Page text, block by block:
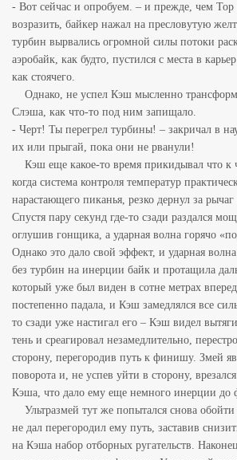
- Вот сейчас и опробуем. – и прежде, чем Тор
возразить, байкер нажал на пресловутую
турбин вырвались огромной силы потоки
аэробайк, как будто, пустился с места в
как стоячего.
Однако, не успел Кэш мысленно
Слэша, как что-то под ним запищало.
- Черт! Ты перегрел турбины! – закричал в
их или прыгай, пока они не рванули!
Кэш еще какое-то время прикидывал что к
когда система контроля температур
нарастающего пиканья, резко дернул за
Спустя пару секунд где-то сзади раздался
оглушив гонщика, а ударная волна горячо
Однако это дало свой эффект, и ударная
без турбин на инерции байк и протащила
который уже был виден в сотне метрах
постепенно падала, и Кэш замедлялся все
то сзади уже настигал его – Кэш видел
тень и среагировал незамедлительно,
сторону, перегородив путь к финишу. Змей
поворота и, не успев уйти в сторону,
Кэша, что дало ему еще немного инерции до
Ультразмей тут же попытался снова обойти
не дал перегородил ему путь, заставив
на Кэша набор отборных ругательств.